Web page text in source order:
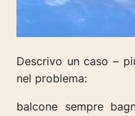
Descrivo un caso –
nel problema:
balcone sempre